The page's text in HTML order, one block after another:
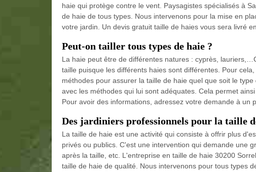
haie qui protège contre le vent. Paysagistes spécialisés à
de haie de tous types. Nous intervenons pour la mise en
votre jardin. Un devis gratuit taille de haies vous sera livré
Peut-on tailler tous types de haie ?
La haie peut être de différentes natures : cyprès,
taille puisque les différents haies sont différentes. Pour
méthodes pour assurer la taille de haie quel que soit le
avec les méthodes qui lui sont adéquates. Cela permet
Pour avoir des informations, adressez votre demande à un
Des jardiniers professionnels pour la taille
La taille de haie est une activité qui consiste à offrir plus
privés ou publics. C'est une intervention qui demande une
après la taille, etc. L'entreprise en taille de haie 30200
taille de haie de qualité. Nous intervenons pour tous types